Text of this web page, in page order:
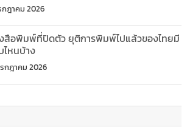
กฎาคม 2026
สือพิมพ์ที่ปิดตัว ยุติการพิมพ์ไปแล้วของไทยมี
ไหนบ้าง
กฎาคม 2026